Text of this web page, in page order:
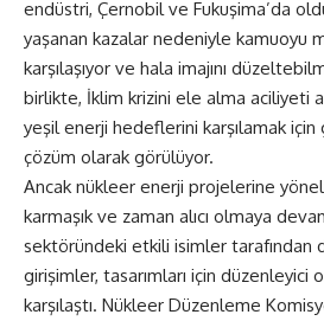
endüstri, Çernobil ve Fukuşima’da
yaşanan kazalar nedeniyle kamuoyu
karşılaşıyor ve hala imajını
birlikte, İklim krizini ele alma aciliyeti
yeşil enerji hedeflerini karşılamak
çözüm olarak görülüyor.
Ancak nükleer enerji projelerine
karmaşık ve zaman alıcı olmaya
sektöründeki etkili isimler tarafından
girişimler, tasarımları için düzenleyici
karşılaştı. Nükleer Düzenleme